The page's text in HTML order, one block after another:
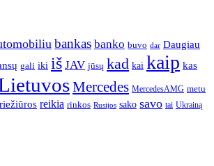
bankas banko buvo dar Daugiau
gali iki iš JAV jūsų kad kai kaip kas
Mercedes MercedesAMG metu
reikia rinkos Rusijos sako savo tai Ukrainą